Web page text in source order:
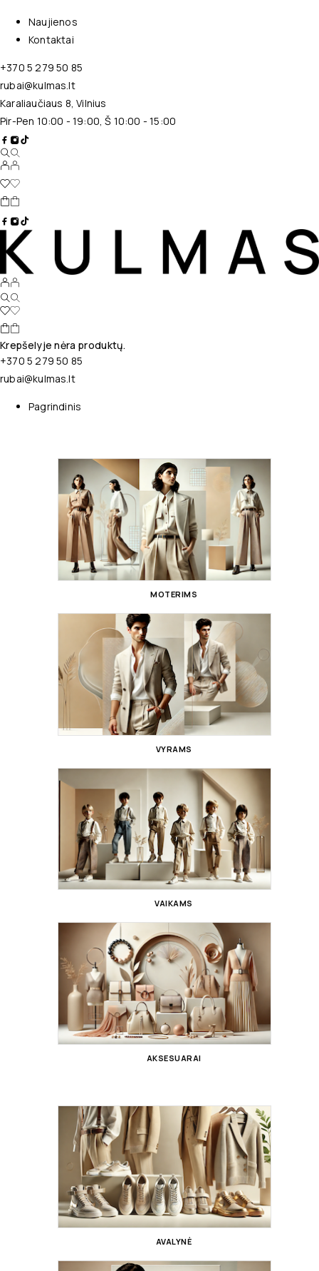
Naujienos
Kontaktai
+370 5 279 50 85
rubai@kulmas.lt
Karaliaučiaus 8, Vilnius
Pir-Pen 10:00 - 19:00, Š 10:00 - 15:00
Krepšelyje nėra produktų.
+370 5 279 50 85
rubai@kulmas.lt
Pagrindinis
MOTERIMS
VYRAMS
VAIKAMS
AKSESUARAI
AVALYNĖ